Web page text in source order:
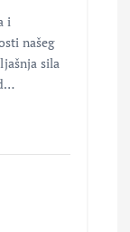
i
našeg
sila